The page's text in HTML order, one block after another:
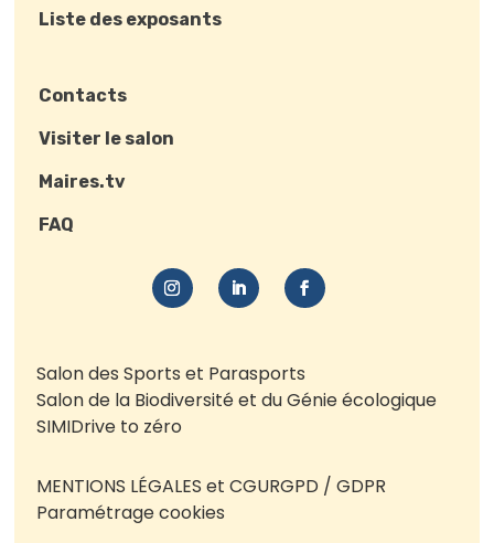
Liste des exposants
Contacts
Visiter le salon
Maires.tv
FAQ
Salon des Sports et Parasports
Salon de la Biodiversité et du Génie écologique
SIMIDrive to zéro
MENTIONS LÉGALES et CGURGPD / GDPR
Paramétrage cookies